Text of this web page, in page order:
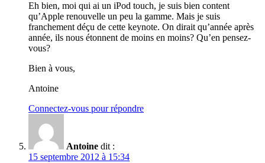
Eh bien, moi qui ai un iPod touch, je suis bien content
qu’Apple renouvelle un peu la gamme. Mais je suis
franchement déçu de cette keynote. On dirait qu’année après
année, ils nous étonnent de moins en moins? Qu’en pensez-
vous?
Bien à vous,
Antoine
Connectez-vous pour répondre
Antoine dit :
15 septembre 2012 à 15:34